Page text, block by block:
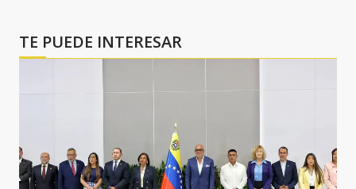
TE PUEDE INTERESAR